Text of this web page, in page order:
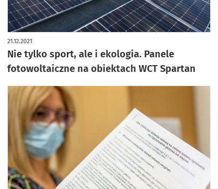
Nie tylko sport, ale i ekologia. Panele
fotowoltaiczne na obiektach WCT Spartan
21.12.2021